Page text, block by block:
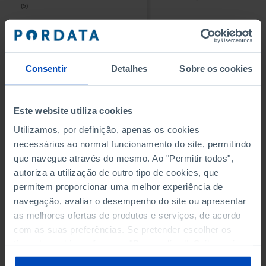
Consentir Detalhes Sobre os cookies
Este website utiliza cookies
Utilizamos, por definição, apenas os cookies
necessários ao normal funcionamento do site, permitindo
que navegue através do mesmo. Ao "Permitir todos",
autoriza a utilização de outro tipo de cookies, que
permitem proporcionar uma melhor experiência de
navegação, avaliar o desempenho do site ou apresentar
as melhores ofertas de produtos e serviços, de acordo
com as suas preferências. Se pretender escolher os
sobre cookies através da gestão de preferências ou da
(5)
(5)
PESSOAL AO SERVIÇO NAS
PESSOAL AO SERVIÇO NAS
DO MUNICÍPIO (%)
Empresas não financeiras
DO MUNICÍPIO (%)
Empresas não financeiras
VOLUME DE NEGÓCIOS DAS
QUATRO MAIORES EMPRESAS
DO MUNICÍPIO (%)
VOLUME DE NEGÓCIOS DAS
QUATRO MAIORES EMPRESAS
DO MUNICÍPIO (%)
-
BANCOS, CAIXAS ECONÓMICAS
BANCOS, CAIXAS ECONÓMICAS
CAIXAS DE CRÉDITO AGRÍCOLA
CAIXAS DE CRÉDITO AGRÍCOLA